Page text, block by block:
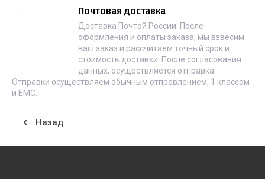
Почтовая доставка
Доставка Почтой России. После
оформления и оплаты заказа, мы взвесим
ваш заказ и рассчитаем точный срок и
стоимость доставки. После согласования
данных, осуществляется отправка.
Отправки осуществляем обычным отправлением, 1 классом
и ЕМС.
Назад